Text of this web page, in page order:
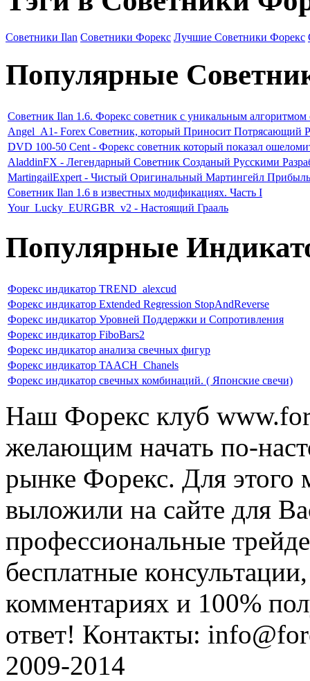
Советники Ilan Советники Форекс Лучшие Советники Форекс
Популярные
Советник Ilan 1.6. Форекс советник с уникальным
Angel_A1- Forex Советник, который Приносит Потрясающий
DVD 100-50 Cent - Форекс советник который показал
AladdinFX - Легендарный Советник Созданый Русскими
MartingailExpert - Чистый Оригинальный Мартингейл
Советник Ilan 1.6 в известных модификациях. Часть I
Your_Lucky_EURGBR_v2 - Настоящий Грааль
Популярные
Форекс индикатор TREND_alexcud
Форекс индикатор Extended Regression StopAndReverse
Форекс индикатор Уровней Поддержки и Сопротивления
Форекс индикатор FiboBars2
Форекс индикатор анализа свечных фигур
Форекс индикатор TAACH_Chanels
Форекс индикатор свечных комбинаций. ( Японские свечи)
Наш Форекс клуб
желающим начать по-
рынке Форекс. Для этого
выложили на сайте для
профессиональные
бесплатные
комментариях и 100%
ответ! Контакты:
2009-2014